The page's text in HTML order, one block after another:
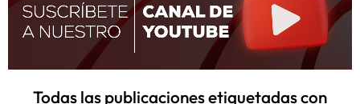
Todas las publicaciones etiquetadas con